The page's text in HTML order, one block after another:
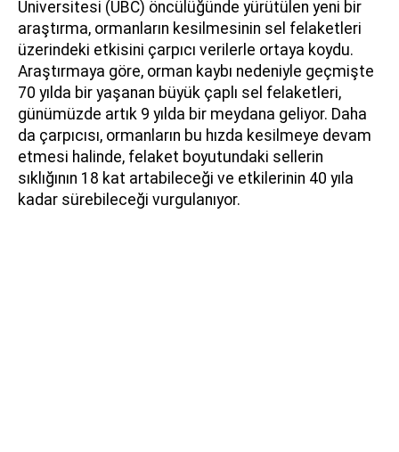
Üniversitesi (UBC) öncülüğünde yürütülen yeni bir
araştırma, ormanların kesilmesinin sel felaketleri
üzerindeki etkisini çarpıcı verilerle ortaya koydu.
Araştırmaya göre, orman kaybı nedeniyle geçmişte
70 yılda bir yaşanan büyük çaplı sel felaketleri,
günümüzde artık 9 yılda bir meydana geliyor. Daha
da çarpıcısı, ormanların bu hızda kesilmeye devam
etmesi halinde, felaket boyutundaki sellerin
sıklığının 18 kat artabileceği ve etkilerinin 40 yıla
kadar sürebileceği vurgulanıyor.